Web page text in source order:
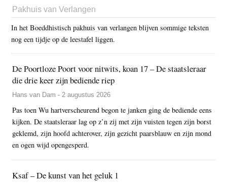
Pakhuis van Verlangen
In het Boeddhistisch pakhuis van verlangen blijven sommige teksten
nog een tijdje op de leestafel liggen.
De Poortloze Poort voor nitwits, koan 17 – De staatsleraar
die drie keer zijn bediende riep
Hans van Dam - 2 augustus 2026
Pas toen Wu hartverscheurend begon te janken ging de bediende eens
kijken. De staatsleraar lag op z’n zij met zijn vuisten tegen zijn borst
geklemd, zijn hoofd achterover, zijn gezicht paarsblauw en zijn mond
en ogen wijd opengesperd.
Ksaf – De kunst van het geluk 1